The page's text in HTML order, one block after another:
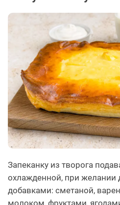
Запеканку из творога
охлажденной, при
добавками: сметаной,
молоком, фруктами,